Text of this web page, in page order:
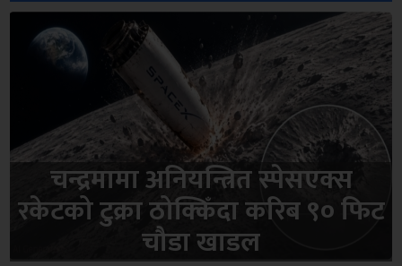
चन्द्रमामा अनियन्त्रित स्पेसएक्स
रकेटको टुक्रा ठोक्किँदा करिब ९० फिट
चौडा खाडल